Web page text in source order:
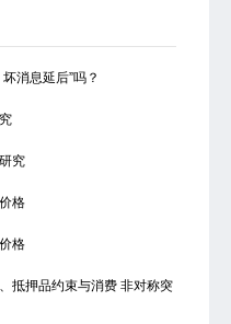
消息延后”吗？
究
格
格
抵押品约束与消费 非对称突